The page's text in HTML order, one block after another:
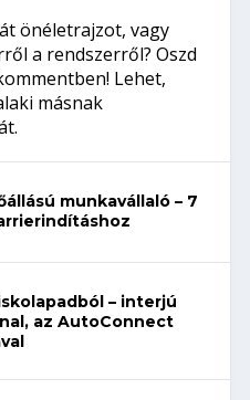
önéletrajzot, vagy
a rendszerről? Oszd
Lehet,
másnak
munkavállaló – 7
– interjú
az AutoConnect